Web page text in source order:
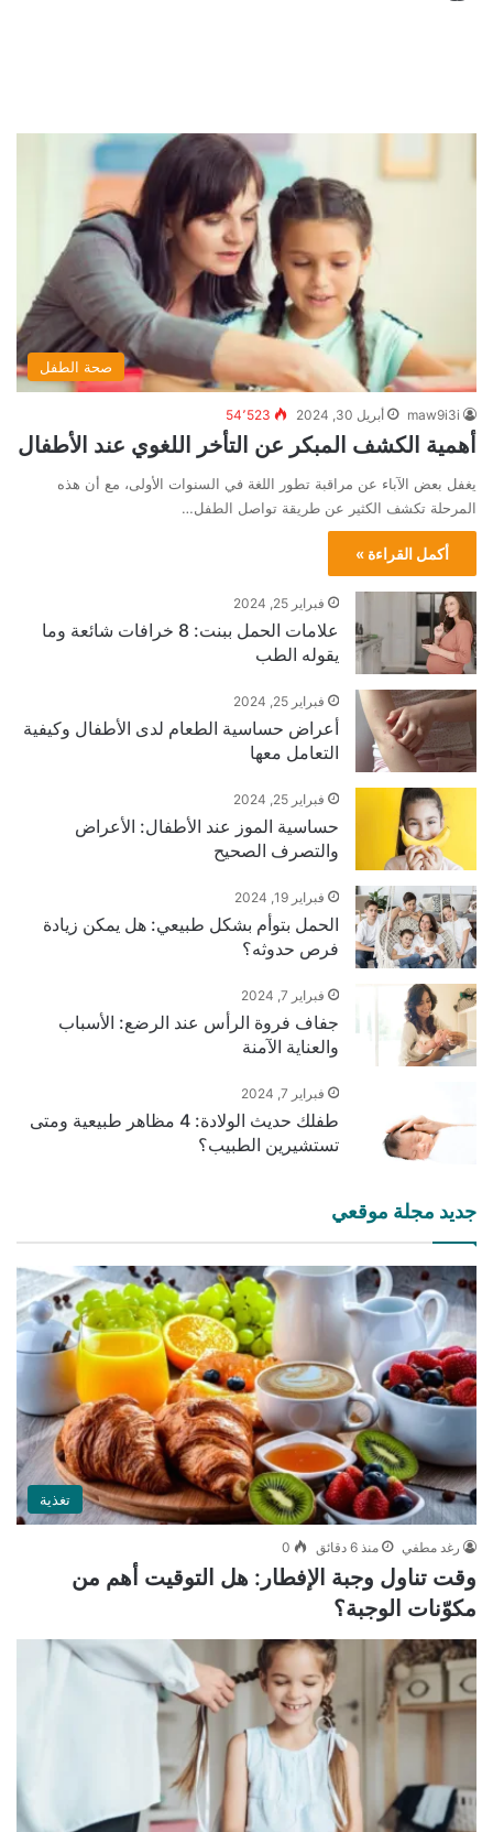
صحة الطفل
maw9i3i أبريل 30, 2024 54٬523
أهمية الكشف المبكر عن التأخر اللغوي عند الأطفال
يغفل بعض الآباء عن مراقبة تطور اللغة في السنوات الأولى، مع أن هذه
المرحلة تكشف الكثير عن طريقة تواصل الطفل…
أكمل القراءة »
فبراير 25, 2024
علامات الحمل ببنت: 8 خرافات شائعة وما
يقوله الطب
فبراير 25, 2024
أعراض حساسية الطعام لدى الأطفال وكيفية
التعامل معها
فبراير 25, 2024
حساسية الموز عند الأطفال: الأعراض
والتصرف الصحيح
فبراير 19, 2024
الحمل بتوأم بشكل طبيعي: هل يمكن زيادة
فرص حدوثه؟
فبراير 7, 2024
جفاف فروة الرأس عند الرضع: الأسباب
والعناية الآمنة
فبراير 7, 2024
طفلك حديث الولادة: 4 مظاهر طبيعية ومتى
تستشيرين الطبيب؟
جديد مجلة موقعي
تغذية
رغد مطفي منذ 6 دقائق 0
وقت تناول وجبة الإفطار: هل التوقيت أهم من
مكوّنات الوجبة؟